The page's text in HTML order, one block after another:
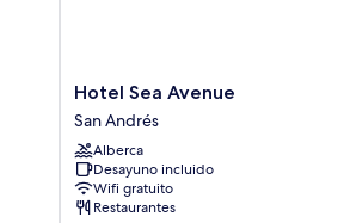
Hotel
Sea
Avenue
San
Andrés
Hotel Sea Avenue
San Andrés
Alberca
Desayuno incluido
Wifi gratuito
Restaurantes